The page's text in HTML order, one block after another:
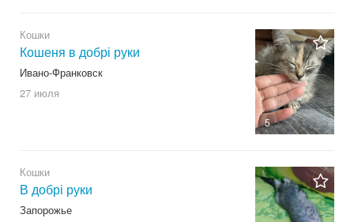
5
Кошки
Кошеня в добрі руки
Ивано-Франковск
27 июля
Кошки
В добрі руки
Запорожье